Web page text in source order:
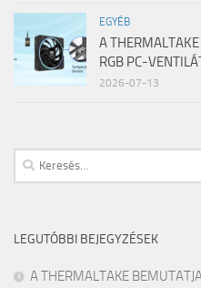
EGYÉB
A
RGB PC-
2026-07-13
Keresés:
LEGUTÓBBI BEJEGYZÉSEK
A THERMALTAKE